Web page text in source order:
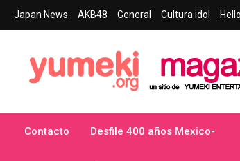
Skip
to
Japan News AKB48 General Cultura idol
Yumeki Magazine
Contacto Desfile 400 años Mexico-